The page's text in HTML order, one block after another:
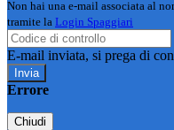
Non hai una e-mail associata al
tramite la Login Spaggiari
E-mail inviata, si prega di
Errore
Chiudi